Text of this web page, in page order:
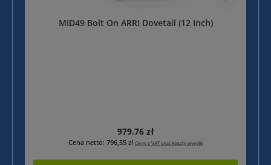
MID49 Bolt On ARRI Dovetail (12 Inch)
Cena regularna:
979,76 zł
Cena netto: 796,55 zł Ceny z VAT plus koszty wysyłki